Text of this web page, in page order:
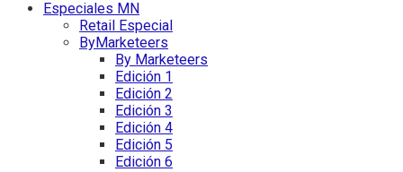
Especiales MN
Retail Especial
ByMarketeers
By Marketeers
Edición 1
Edición 2
Edición 3
Edición 4
Edición 5
Edición 6